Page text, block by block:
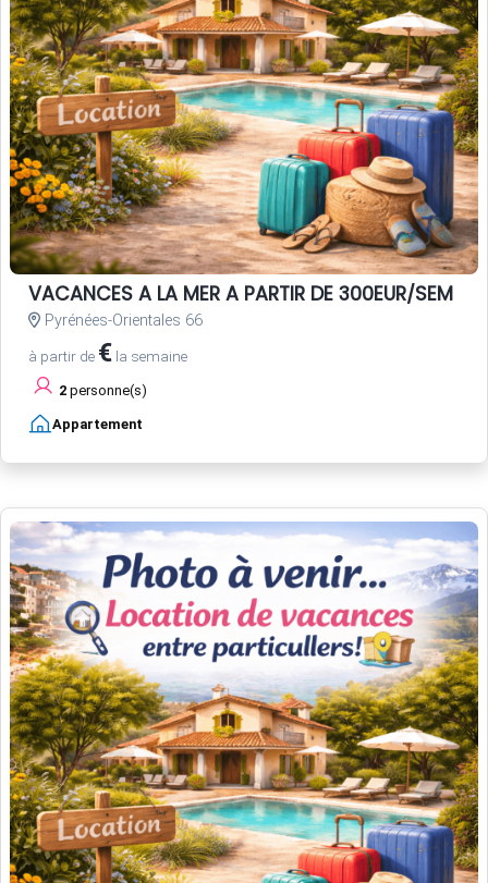
VACANCES A LA MER A PARTIR DE 300EUR/SEM
Pyrénées-Orientales 66
à partir de € la semaine
2 personne(s)
Appartement